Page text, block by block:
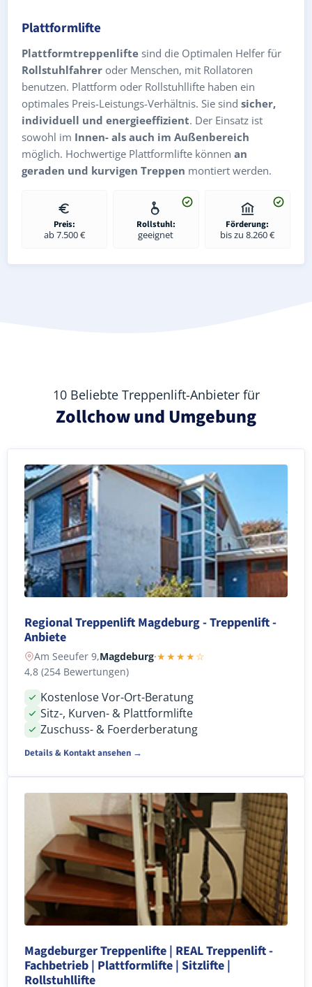
Plattformlifte
Plattformtreppenlifte sind die Optimalen Helfer für
Rollstuhlfahrer oder Menschen, mit Rollatoren
benutzen. Plattform oder Rollstuhllifte haben ein
optimales Preis-Leistungs-Verhältnis. Sie sind sicher,
individuell und energieeffizient. Der Einsatz ist
sowohl im Innen- als auch im Außenbereich
möglich. Hochwertige Plattformlifte können an
geraden und kurvigen Treppen montiert werden.
Preis:
ab 7.500 €
Rollstuhl:
geeignet
Förderung:
bis zu 8.260 €
10 Beliebte Treppenlift-Anbieter für
Zollchow und Umgebung
Regional Treppenlift Magdeburg - Treppenlift -
Anbiete
Am Seeufer 9,Magdeburg·★★★★☆
4,8 (254 Bewertungen)
Kostenlose Vor-Ort-Beratung
Sitz-, Kurven- & Plattformlifte
Zuschuss- & Foerderberatung
Details & Kontakt ansehen →
Magdeburger Treppenlifte | REAL Treppenlift -
Fachbetrieb | Plattformlifte | Sitzlifte |
Rollstuhllifte